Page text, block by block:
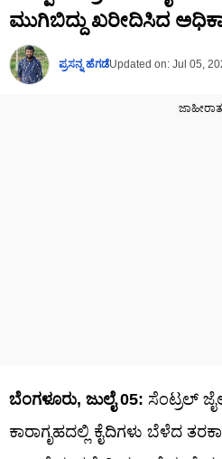
ಮುಗಿಬಿದ್ದು ಖರೀದಿಸಿದ
ಪ್ರಸನ್ನ ಹೆಗಡೆUpdated on: Jul 05,
ಬೆಂಗಳೂರು, ಜುಲೈ 05: ಸೆಂಟ್ರಲ್‌
ಕಾರಾಗೃಹದಲ್ಲಿ ಕೈದಿಗಳು ಬೆಳೆದ